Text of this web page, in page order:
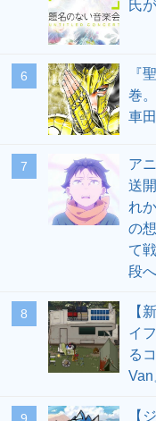
氏
6
『
巻
車
7
ア
送
れ
の
て
段
8
【
イ
る
【